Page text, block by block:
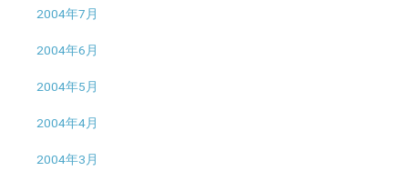
2004年7月
2004年6月
2004年5月
2004年4月
2004年3月